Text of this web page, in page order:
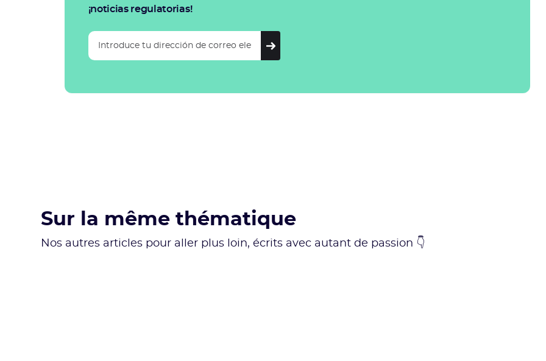
¡noticias regulatorias!
Sur la même thématique
Nos autres articles pour aller plus loin, écrits avec autant de passion 👇